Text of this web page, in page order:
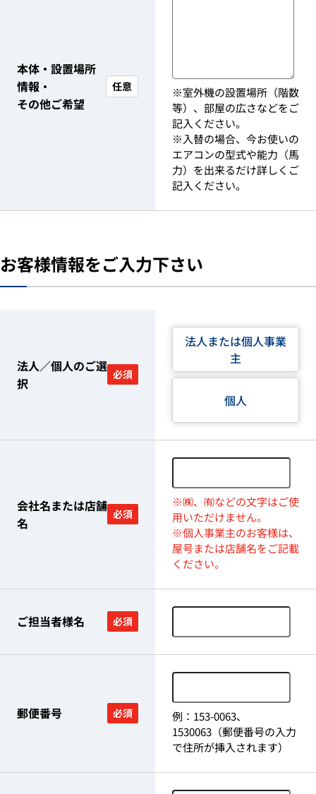
本体・設置場所
情報・
その他ご希望
任意
※室外機の設置場所（階数
等）、部屋の広さなどをご
記入ください。
※入替の場合、今お使いの
エアコンの型式や能力（馬
力）を出来るだけ詳しくご
記入ください。
お客様情報をご入力下さい
法人／個人のご選
択
必須
法人または個人事業
主
個人
会社名または店舗
名
必須
※㈱、㈲などの文字はご使
用いただけません。
※個人事業主のお客様は、
屋号または店舗名をご記載
ください。
ご担当者様名 必須
郵便番号 必須
例：153-0063、
1530063（郵便番号の入力
で住所が挿入されます）